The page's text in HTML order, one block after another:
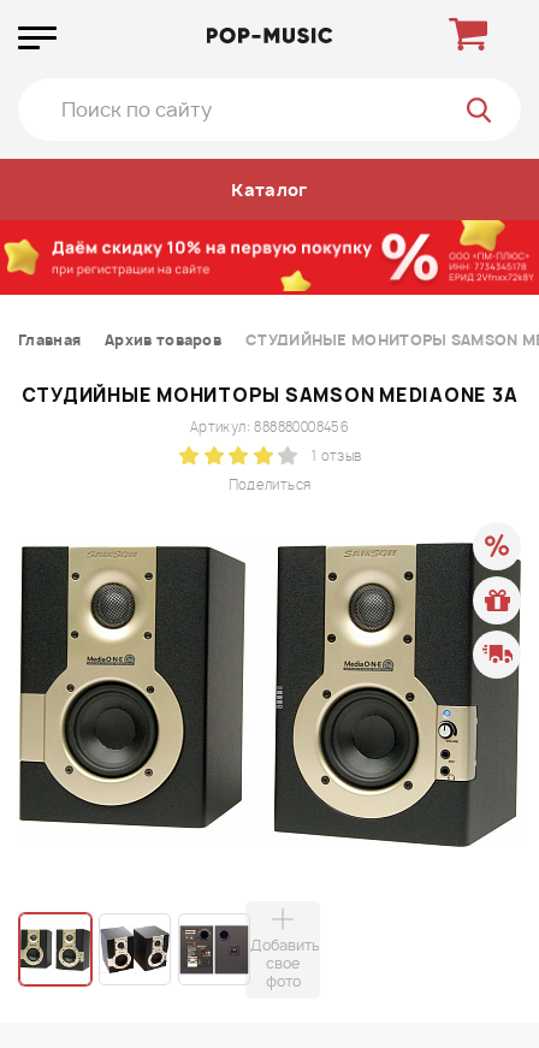
Каталог
Главная Архив товаров СТУДИЙНЫЕ МОНИТОРЫ SAMSON
СТУДИЙНЫЕ МОНИТОРЫ SAMSON MEDIAONE 3A
Поделиться
Артикул: 888880008456
1 отзыв
Добавить
свое
фото